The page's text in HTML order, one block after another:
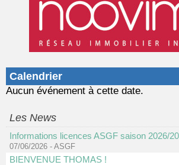
Calendrier
Aucun événement à cette date.
Les News
Informations licences ASGF saison 2026/
07/06/2026 - ASGF
BIENVENUE THOMAS !